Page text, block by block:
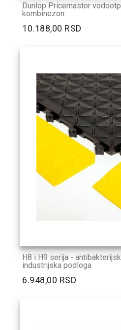
Dunlop Pricemastor
kombinezon
10.188,00 RSD
H8 i H9 serija -
industrijska podloga
6.948,00 RSD